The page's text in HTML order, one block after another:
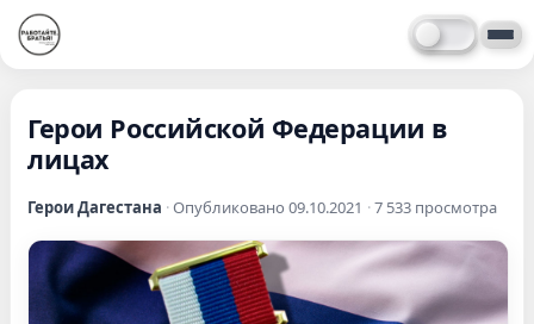
Герои Российской Федерации в
лицах
Герои Дагестана ·Опубликовано 09.10.2021 ·7 533 просмотра